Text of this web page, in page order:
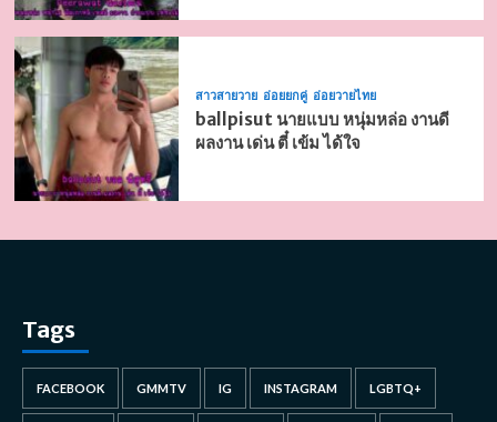
สาวสายวาย อ่อยยกคู่ อ่อยวายไทย
ballpisut นายแบบ หนุ่มหล่อ งานดี
ผลงาน เด่น ตี๋ เข้ม ได้ใจ
Tags
FACEBOOK GMMTV IG INSTAGRAM LGBTQ+